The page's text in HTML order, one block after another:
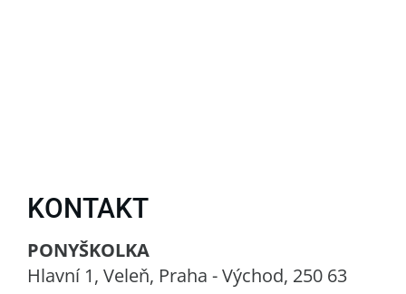
KONTAKT
PONYŠKOLKA
Hlavní 1, Veleň, Praha - Východ, 250 63